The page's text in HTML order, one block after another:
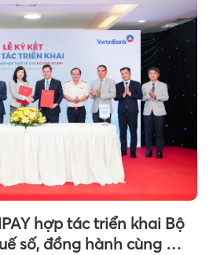
hợp tác triển khai Bộ
số, đồng hành cùng hộ